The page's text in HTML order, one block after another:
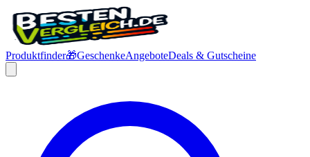
Produktfinder🎁GeschenkeAngeboteDeals & Gutscheine